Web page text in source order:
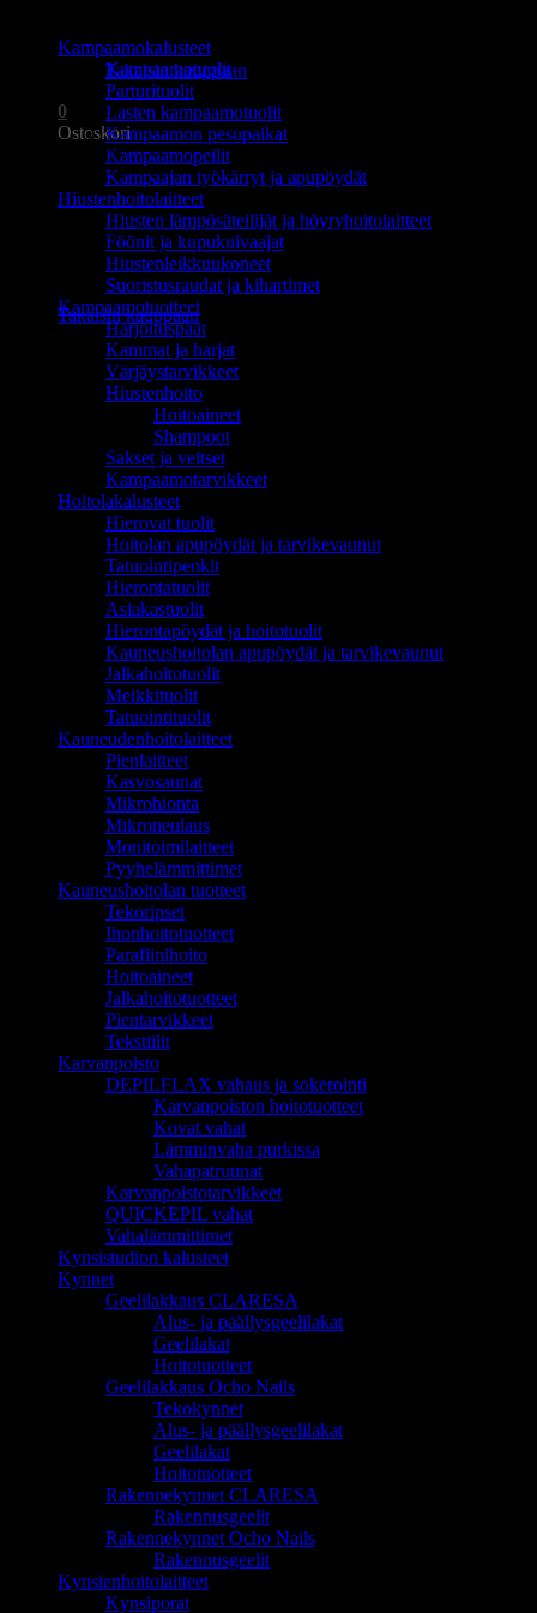
Takaisin kauppaan
0
Ostoskori
Ostoskori on tyhjä.
Takaisin kauppaan
Kampaamokalusteet
Kampaamotuolit
Parturituolit
Lasten kampaamotuolit
Kampaamon pesupaikat
Kampaamopeilit
Kampaajan työkärryt ja apupöydät
Hiustenhoitolaitteet
Hiusten lämpösäteilijät ja höyryhoitolaitteet
Föönit ja kupukuivaajat
Hiustenleikkuukoneet
Suoristusraudat ja kihartimet
Kampaamotuotteet
Harjoituspäät
Kammat ja harjat
Värjäystarvikkeet
Hiustenhoito
Hoitoaineet
Shampoot
Sakset ja veitset
Kampaamotarvikkeet
Hoitolakalusteet
Hierovat tuolit
Hoitolan apupöydät ja tarvikevaunut
Tatuointipenkit
Hierontatuolit
Asiakastuolit
Hierontapöydät ja hoitotuolit
Kauneushoitolan apupöydät ja tarvikevaunut
Jalkahoitotuolit
Meikkituolit
Tatuointituolit
Kauneudenhoitolaitteet
Pienlaitteet
Kasvosaunat
Mikrohionta
Mikroneulaus
Monitoimilaitteet
Pyyhelämmittimet
Kauneushoitolan tuotteet
Tekoripset
Ihonhoitotuotteet
Parafiinihoito
Hoitoaineet
Jalkahoitotuotteet
Pientarvikkeet
Tekstiilit
Karvanpoisto
DEPILFLAX vahaus ja sokerointi
Karvanpoiston hoitotuotteet
Kovat vahat
Lämminvaha purkissa
Vahapatruunat
Karvanpoistotarvikkeet
QUICKEPIL vahat
Vahalämmittimet
Kynsistudion kalusteet
Kynnet
Geelilakkaus CLARESA
Alus- ja päällysgeelilakat
Geelilakat
Hoitotuotteet
Geelilakkaus Ocho Nails
Tekokynnet
Alus- ja päällysgeelilakat
Geelilakat
Hoitotuotteet
Rakennekynnet CLARESA
Rakennusgeelit
Rakennekynnet Ocho Nails
Rakennusgeelit
Kynsienhoitolaitteet
Kynsiporat